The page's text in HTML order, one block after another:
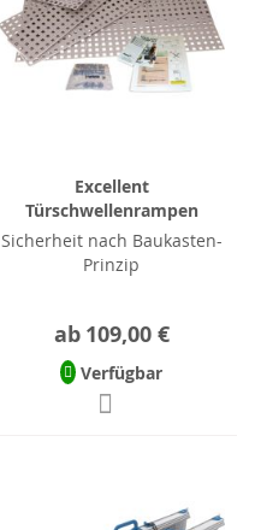
Excellent
Türschwellenrampen
Sicherheit nach Baukasten-
Prinzip
ab 109,00 €
Verfügbar